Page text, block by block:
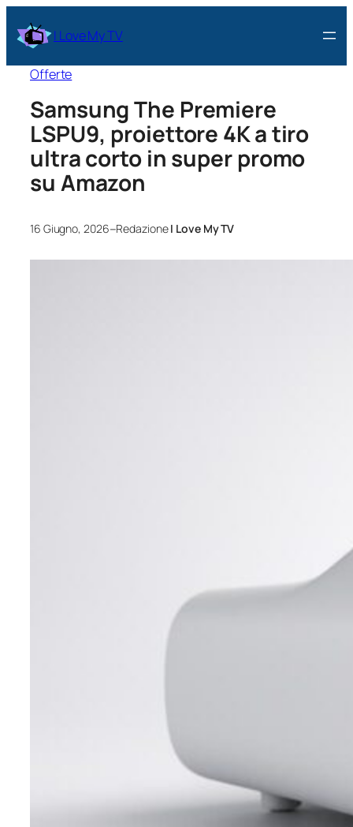
I Love My TV
Offerte
Samsung The Premiere
LSPU9, proiettore 4K a tiro
ultra corto in super promo
su Amazon
16 Giugno, 2026–RedazioneI Love My TV